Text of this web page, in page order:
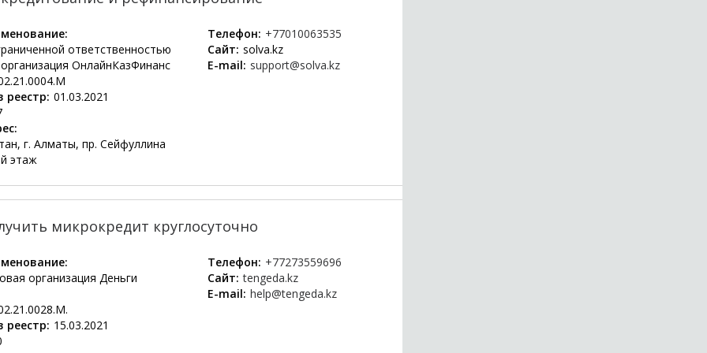
ответственностью
ОнлайнКазФинанс
реестр: 01.03.2021
г. Алматы, пр. Сейфуллина
этаж
Телефон: +77010063535
Сайт: solva.kz
E-mail: support@solva.kz
микрокредит круглосуточно
организация Деньги
реестр: 15.03.2021
Телефон: +77273559696
Сайт: tengeda.kz
E-mail: help@tengeda.kz